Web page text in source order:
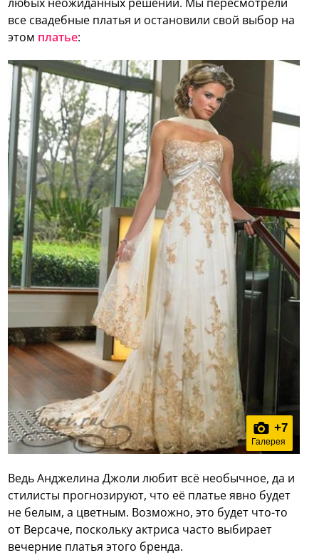
все свадебные платья и остановили свой выбор на
этом платье:
+7
Галерея
Ведь Анджелина Джоли любит всё необычное, да и
стилисты прогнозируют, что её платье явно будет
не белым, а цветным. Возможно, это будет что-то
от Версаче, поскольку актриса часто выбирает
вечерние платья этого бренда.